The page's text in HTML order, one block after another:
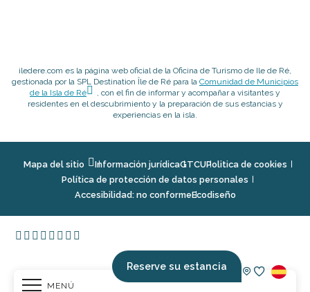
MENÚ
Reserve su estancia
iledere.com es la página web oficial de la Oficina de Turismo de Ile de Ré,
gestionada por la SPL Destination Île de Ré para la Comunidad de Municipios
de la Isla de Ré
, con el fin de informar y acompañar a visitantes y
residentes en el descubrimiento y la preparación de sus estancias y
experiencias en la isla.
Mapa del sitio Información jurídicaGTCUPolitica de cookies
Política de protección de datos personales
Accesibilidad: no conformeEcodiseño